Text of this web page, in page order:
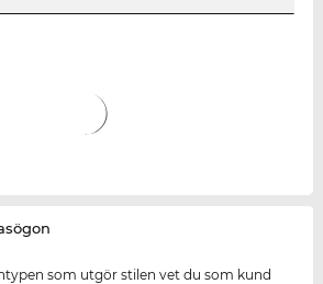
som utgör stilen vet du som kund